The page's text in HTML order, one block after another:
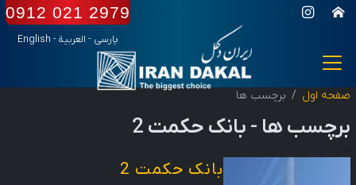
0912 021 2979
پارسی - العربیة-
English
صفحه اول برچسب ها
برچسب ها - بانک حکمت 2
بانک حکمت 2